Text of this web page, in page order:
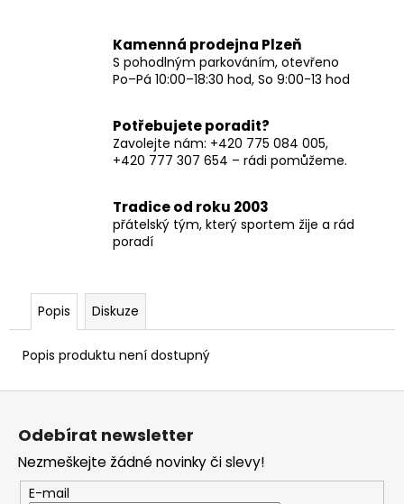
Kamenná prodejna Plzeň
S pohodlným parkováním, otevřeno
Po–Pá 10:00–18:30 hod, So 9:00-13 hod
Potřebujete poradit?
Zavolejte nám: +420 775 084 005,
+420 777 307 654 – rádi pomůžeme.
Tradice od roku 2003
přátelský tým, který sportem žije a rád
poradí
Popis Diskuze
Popis produktu není dostupný
Z
Odebírat newsletter
Nezmeškejte žádné novinky či slevy!
E-mail